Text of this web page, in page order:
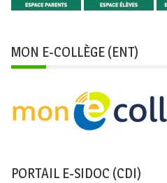
MON E-COLLÈGE (ENT)
PORTAIL E-SIDOC (CDI)